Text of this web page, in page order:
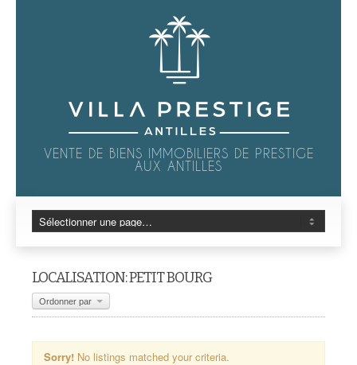
VENTE DE BIENS IMMOBILIERS DE PRESTIGE
AUX ANTILLES
LOCALISATION: PETIT BOURG
Ordonner par
Sorry! No listings matched your criteria.